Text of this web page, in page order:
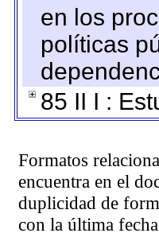
en los
políticas
85 II I :
Formatos
encuentra en el
duplicidad de
con la última